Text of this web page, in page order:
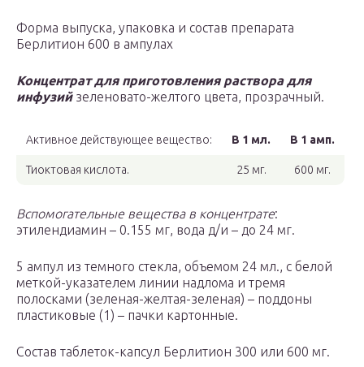
Форма выпуска, упаковка и состав препарата
Берлитион 600 в ампулах
Концентрат для приготовления раствора для
инфузийзеленовато-желтого цвета, прозрачный.
Активное действующее вещество: В 1 мл. В 1 амп.
Тиоктовая кислота. 25 мг. 600 мг.
Вспомогательные вещества в концентрате:
этилендиамин – 0.155 мг, вода д/и – до 24 мг.
5 ампул из темного стекла, объемом 24 мл., с белой
меткой-указателем линии надлома и тремя
полосками (зеленая-желтая-зеленая) – поддоны
пластиковые (1) – пачки картонные.
Состав таблеток-капсул Берлитион 300 или 600 мг.